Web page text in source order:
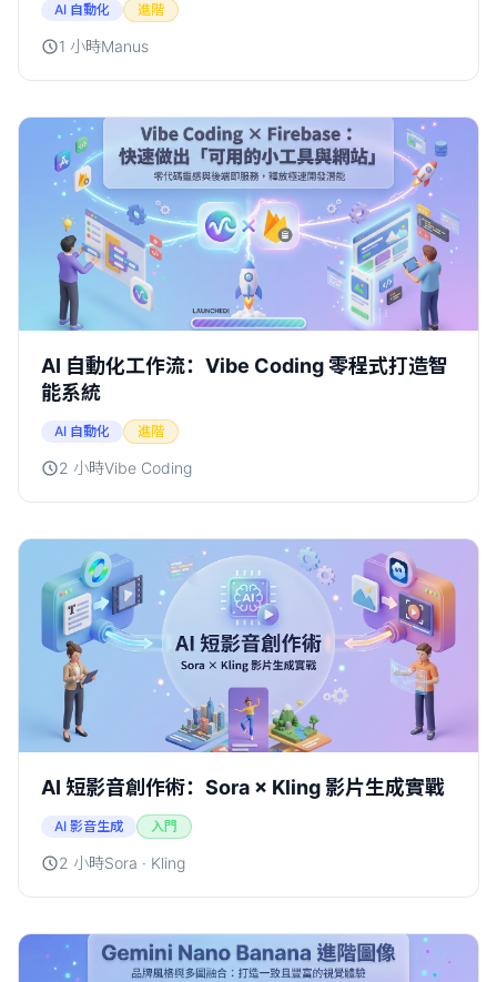
AI 自動化 進階
1 小時Manus
AI 自動化工作流：Vibe Coding 零程式打造智
能系統
AI 自動化 進階
2 小時Vibe Coding
AI 短影音創作術：Sora × Kling 影片生成實戰
AI 影音生成 入門
2 小時Sora · Kling